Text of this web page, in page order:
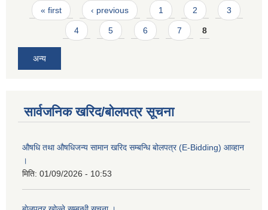
Pages
« first ‹ previous 1 2 3
4 5 6 7 8
अन्य
सार्वजनिक खरिद/बोलपत्र सूचना
औषधि तथा औषधिजन्य सामान खरिद सम्बन्धि बोलपत्र (E-Bidding) आव्हान
।
मिति: 01/09/2026 - 10:53